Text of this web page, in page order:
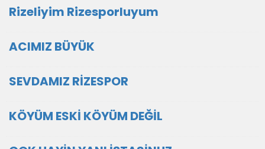
Rizeliyim Rizesporluyum
ACIMIZ BÜYÜK
SEVDAMIZ RİZESPOR
KÖYÜM ESKİ KÖYÜM DEĞİL